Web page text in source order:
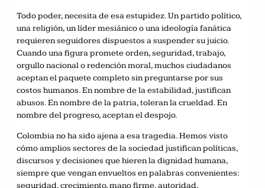
Todo poder, necesita de esa estupidez. Un partido político,
una religión, un líder mesiánico o una ideología fanática
requieren seguidores dispuestos a suspender su juicio.
Cuando una figura promete orden, seguridad, trabajo,
orgullo nacional o redención moral, muchos ciudadanos
aceptan el paquete completo sin preguntarse por sus
costos humanos. En nombre de la estabilidad, justifican
abusos. En nombre de la patria, toleran la crueldad. En
nombre del progreso, aceptan el despojo.
Colombia no ha sido ajena a esa tragedia. Hemos visto
cómo amplios sectores de la sociedad justifican políticas,
discursos y decisiones que hieren la dignidad humana,
siempre que vengan envueltos en palabras convenientes:
seguridad, crecimiento, mano firme, autoridad,